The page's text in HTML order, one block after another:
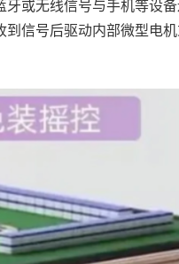
或无线信号与手机等设
信号后驱动内部微型电